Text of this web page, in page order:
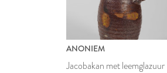
ANONIEM
Jacobakan met leemglazuur